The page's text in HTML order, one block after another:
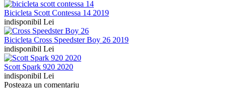
Bicicleta Scott Contessa 14 2019
indisponibil Lei
Bicicleta Cross Speedster Boy 26 2019
indisponibil Lei
Scott Spark 920 2020
indisponibil Lei
Posteaza un comentariu